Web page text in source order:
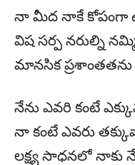
నా మీద నాకే కోపంగా
విష సర్ప నరుల్ని
మానసిక
నేను ఎవరి కంటే
నా కంటే ఎవరు
లక్ష్య సాధనలో నాకు